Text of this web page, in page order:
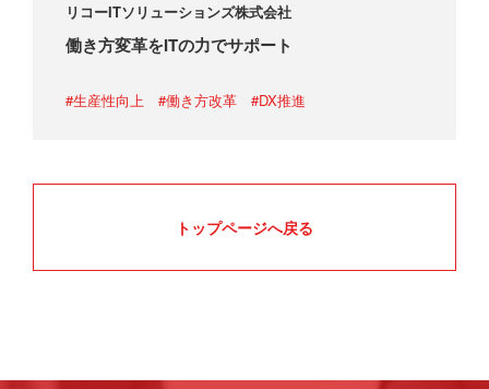
リコーITソリューションズ株式会社
働き方変革をITの力でサポート
#生産性向上 #働き方改革 #DX推進
トップページへ戻る